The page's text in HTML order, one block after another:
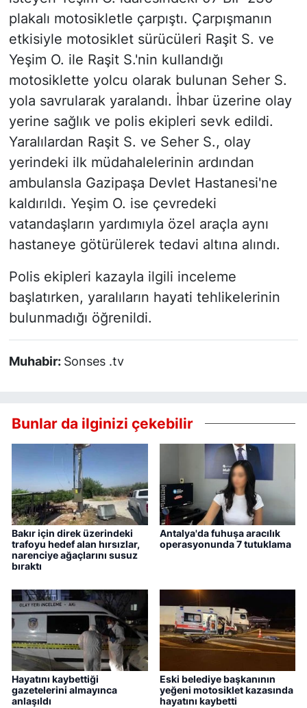
plakalı motosikletle çarpıştı. Çarpışmanın
etkisiyle motosiklet sürücüleri Raşit S. ve
Yeşim O. ile Raşit S.'nin kullandığı
motosiklette yolcu olarak bulunan Seher S.
yola savrularak yaralandı. İhbar üzerine olay
yerine sağlık ve polis ekipleri sevk edildi.
Yaralılardan Raşit S. ve Seher S., olay
yerindeki ilk müdahalelerinin ardından
ambulansla Gazipaşa Devlet Hastanesi'ne
kaldırıldı. Yeşim O. ise çevredeki
vatandaşların yardımıyla özel araçla aynı
hastaneye götürülerek tedavi altına alındı.
Polis ekipleri kazayla ilgili inceleme
başlatırken, yaralıların hayati tehlikelerinin
bulunmadığı öğrenildi.
Muhabir: Sonses .tv
Bunlar da ilginizi çekebilir
Bakır için direk üzerindeki
trafoyu hedef alan hırsızlar,
narenciye ağaçlarını susuz
bıraktı
Antalya'da fuhuşa aracılık
operasyonunda 7 tutuklama
Hayatını kaybettiği
gazetelerini almayınca
anlaşıldı
Eski belediye başkanının
yeğeni motosiklet kazasında
hayatını kaybetti